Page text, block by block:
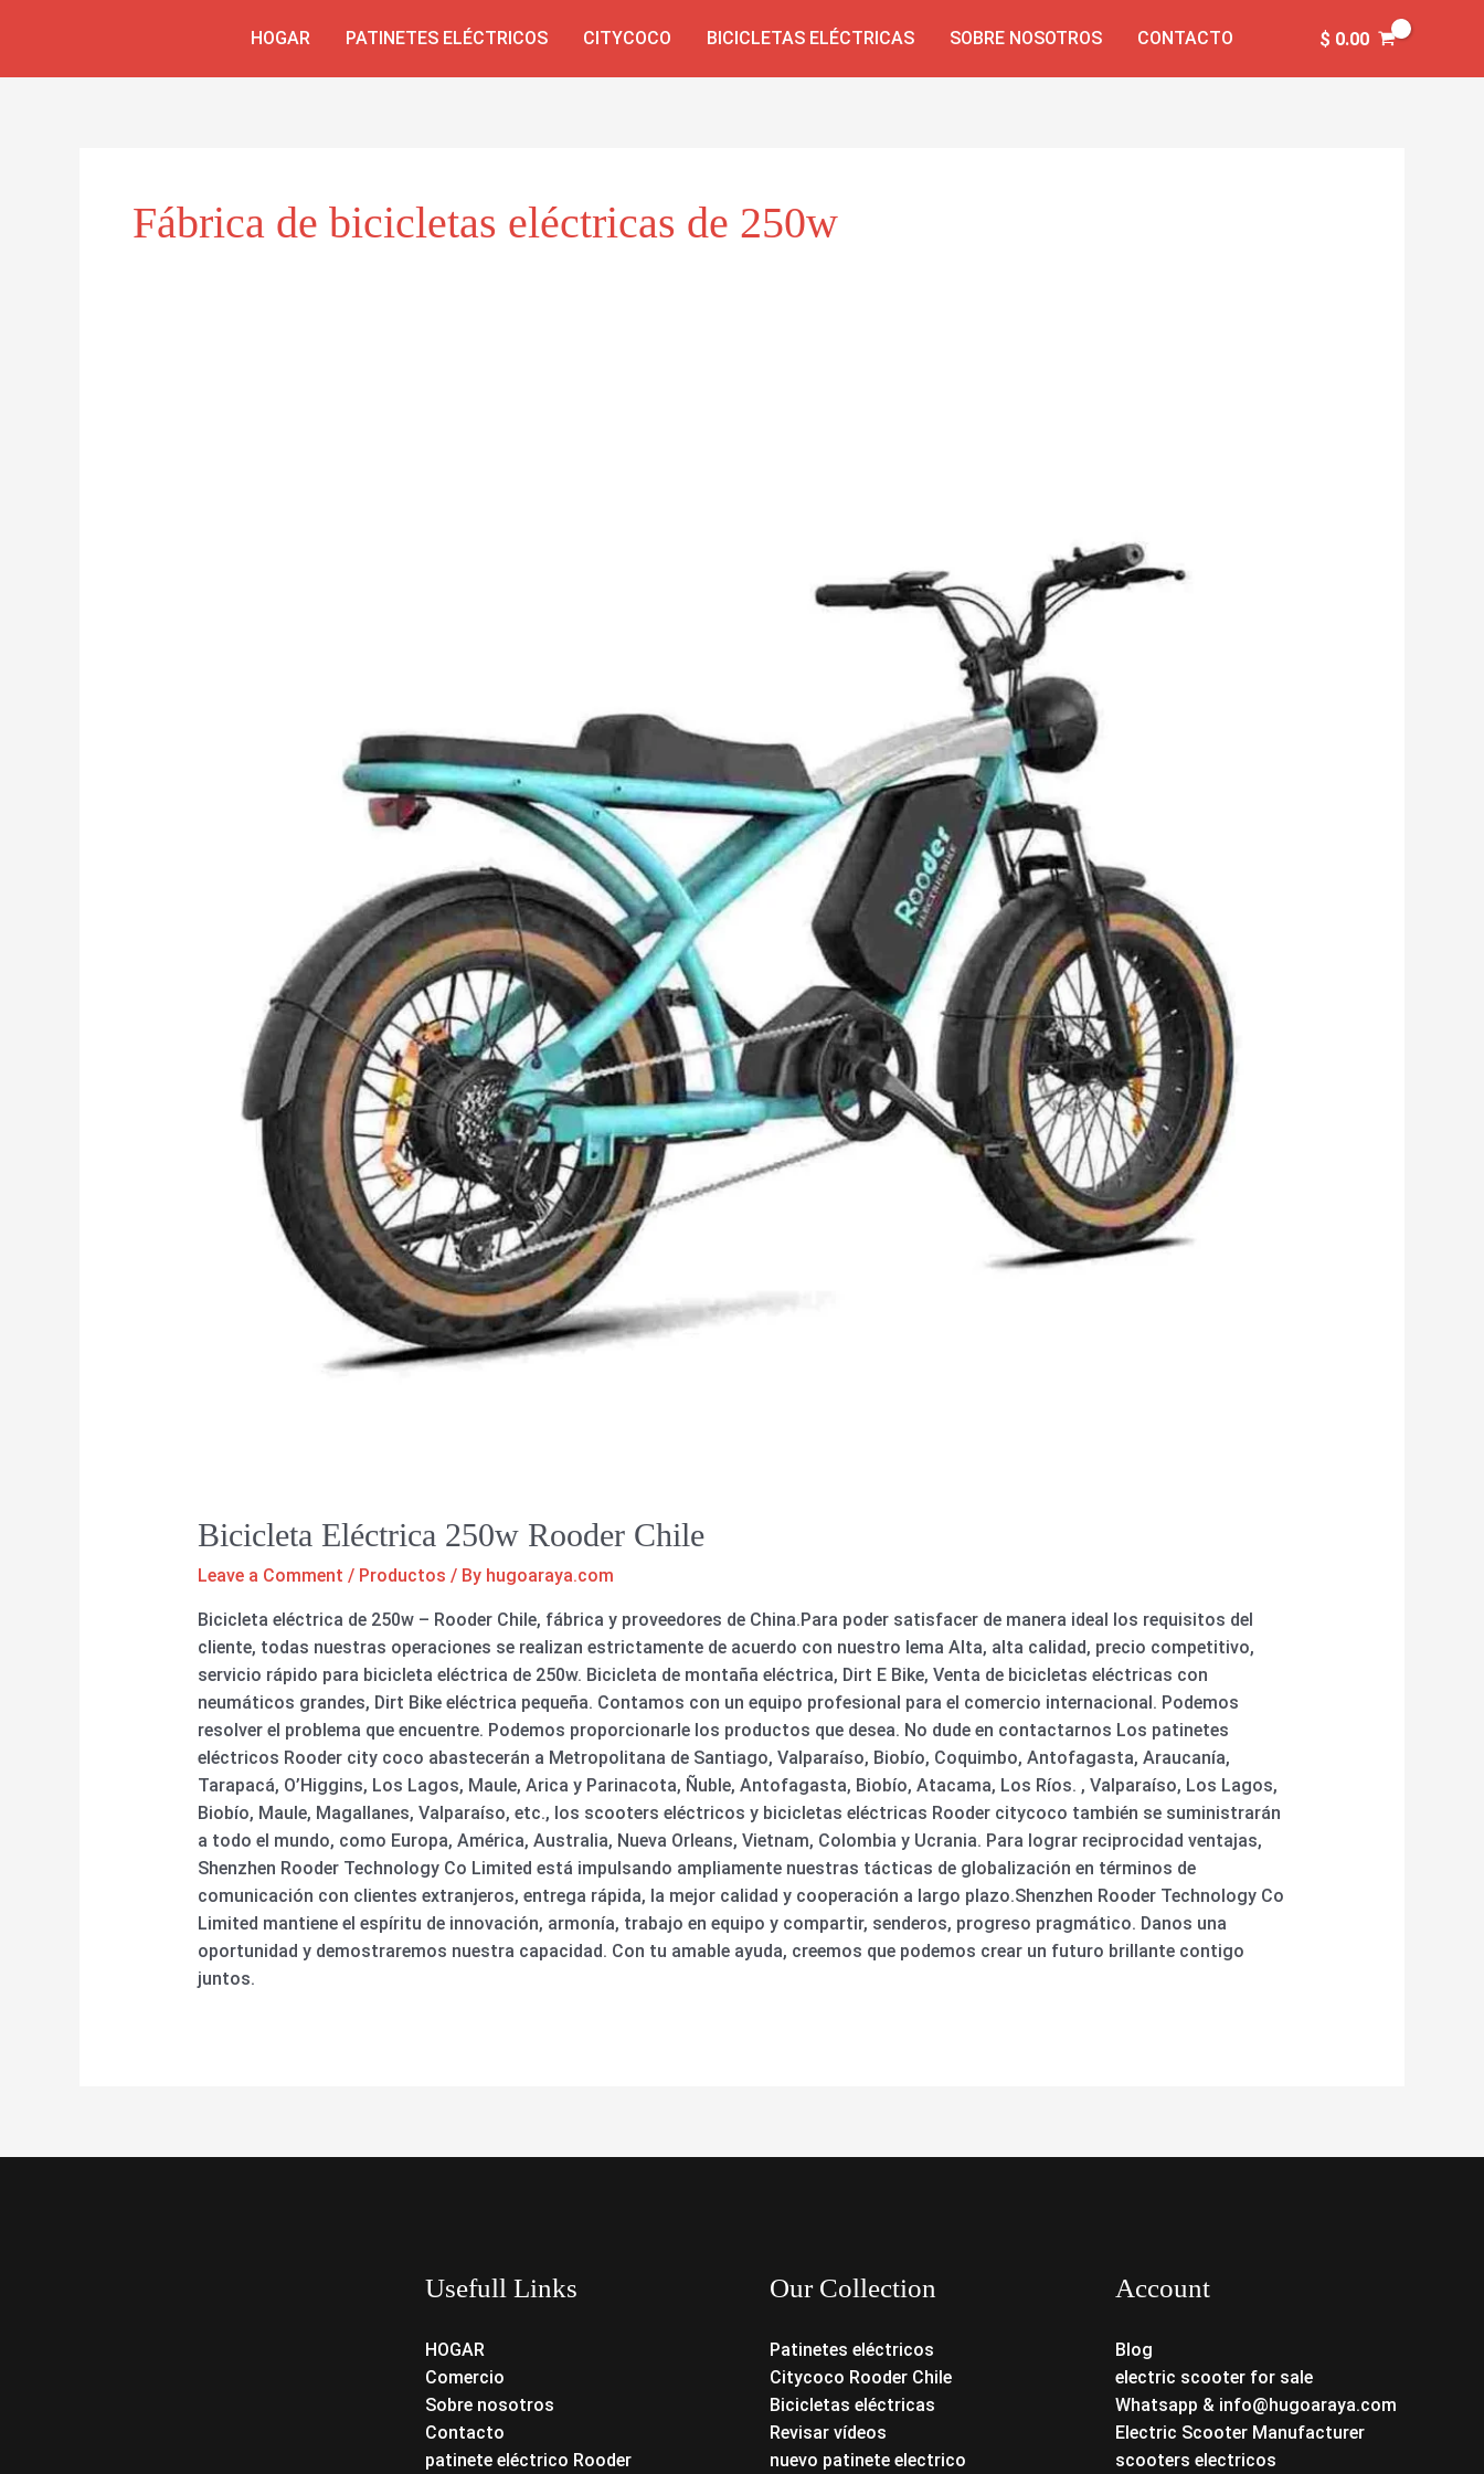
HOGAR PATINETES ELÉCTRICOS CITYCOCO BICICLETAS ELÉCTRICAS SOBRE NOSOTROS CONTACTO $ 0.00
Fábrica de bicicletas eléctricas de 250w
Bicicleta Eléctrica 250w Rooder Chile
Leave a Comment / Productos / By hugoaraya.com
Bicicleta eléctrica de 250w – Rooder Chile, fábrica y proveedores de China.Para poder satisfacer de manera ideal los requisitos del
cliente, todas nuestras operaciones se realizan estrictamente de acuerdo con nuestro lema Alta, alta calidad, precio competitivo,
servicio rápido para bicicleta eléctrica de 250w. Bicicleta de montaña eléctrica, Dirt E Bike, Venta de bicicletas eléctricas con
neumáticos grandes, Dirt Bike eléctrica pequeña. Contamos con un equipo profesional para el comercio internacional. Podemos
resolver el problema que encuentre. Podemos proporcionarle los productos que desea. No dude en contactarnos Los patinetes
eléctricos Rooder city coco abastecerán a Metropolitana de Santiago, Valparaíso, Biobío, Coquimbo, Antofagasta, Araucanía,
Tarapacá, O’Higgins, Los Lagos, Maule, Arica y Parinacota, Ñuble, Antofagasta, Biobío, Atacama, Los Ríos. , Valparaíso, Los Lagos,
Biobío, Maule, Magallanes, Valparaíso, etc., los scooters eléctricos y bicicletas eléctricas Rooder citycoco también se suministrarán
a todo el mundo, como Europa, América, Australia, Nueva Orleans, Vietnam, Colombia y Ucrania. Para lograr reciprocidad ventajas,
Shenzhen Rooder Technology Co Limited está impulsando ampliamente nuestras tácticas de globalización en términos de
comunicación con clientes extranjeros, entrega rápida, la mejor calidad y cooperación a largo plazo.Shenzhen Rooder Technology Co
Limited mantiene el espíritu de innovación, armonía, trabajo en equipo y compartir, senderos, progreso pragmático. Danos una
oportunidad y demostraremos nuestra capacidad. Con tu amable ayuda, creemos que podemos crear un futuro brillante contigo
juntos.
Usefull Links
HOGAR
Comercio
Sobre nosotros
Contacto
patinete eléctrico Rooder
Our Collection
Patinetes eléctricos
Citycoco Rooder Chile
Bicicletas eléctricas
Revisar vídeos
nuevo patinete electrico
Account
Blog
electric scooter for sale
Whatsapp & info@hugoaraya.com
Electric Scooter Manufacturer
scooters electricos